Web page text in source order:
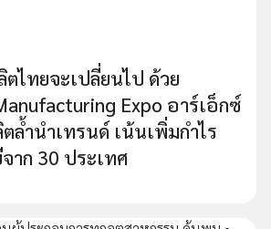
ไทยจะเปลี่ยนไป ด้วย
Expo อาร์เอ็กซ์
ล้ำนำเทรนด์ เน้นเพิ่มกำไร
าก 30 ประเทศ